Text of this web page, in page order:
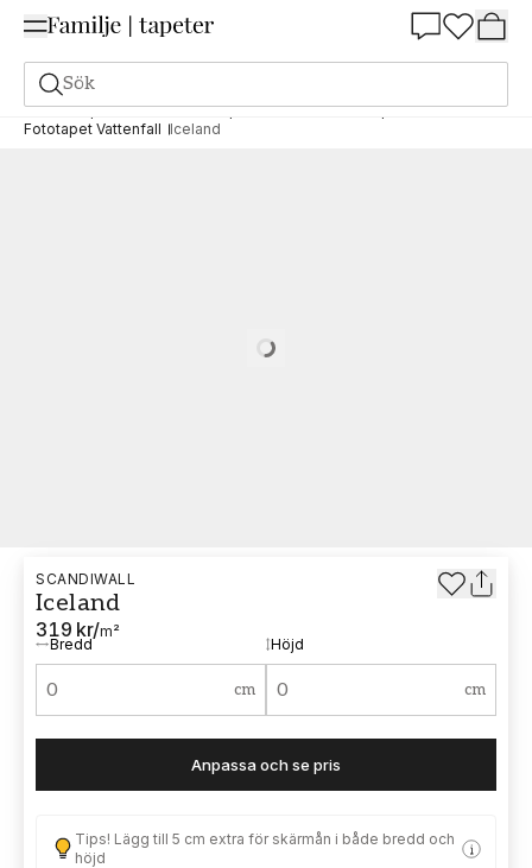
Sök
Fototapeter Motiv Fototapet Natur och landskap
Fototapet Vattenfall Iceland
Loading…
SCANDIWALL
Iceland
319 kr/m²
Bredd Höjd
cm cm
Anpassa och se pris
Tips! Lägg till 5 cm extra för skärmån i både bredd och
höjd